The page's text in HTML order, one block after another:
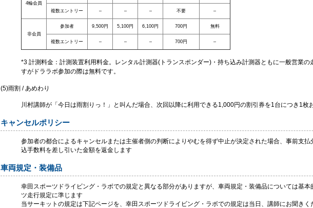
4輪会員
複数エントリー – – – 不要 –
非会員
参加者 9,500円 5,100円 6,100円 700円 無料
複数エントリー – – – 700円 –
*3 計測料金：計測装置利用料金。レンタル計測器(トランスポンダー)・持ち込み計測器ともに一般営業の
すがドララボ参加の際は無料です。
(5)雨割 / あめわり
川村講師が「今日は雨割りっ！」と叫んだ場合、次回以降に利用できる1,000円の割引券を1台につき1枚
キャンセルポリシー
参加者の都合によるキャンセルまたは主催者側の判断によりやむを得ず中止が決定された場合、事前支払
込手数料を差し引いた金額を返金します
車両規定・装備品
幸田スポーツドライビング・ラボでの規定と異なる部分がありますが、車両規定・装備品については基
ツ走行規定に準じます
当サーキットの規定は下記ページを、幸田スポーツドライビング・ラボでの規定は当日、講師にお聞きく